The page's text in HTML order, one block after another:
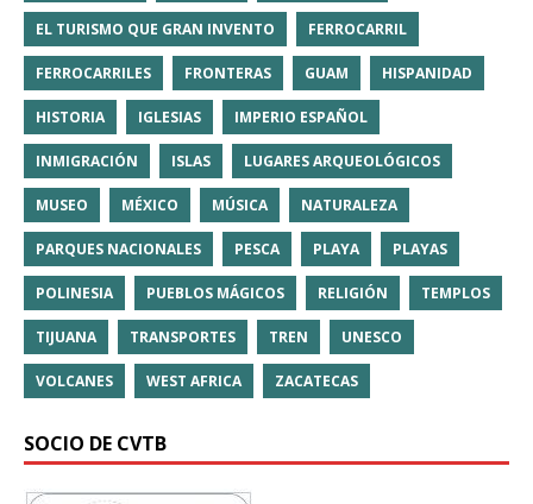
EL TURISMO QUE GRAN INVENTO FERROCARRIL
FERROCARRILES FRONTERAS GUAM HISPANIDAD
HISTORIA IGLESIAS IMPERIO ESPAÑOL
INMIGRACIÓN ISLAS LUGARES ARQUEOLÓGICOS
MUSEO MÉXICO MÚSICA NATURALEZA
PARQUES NACIONALES PESCA PLAYA PLAYAS
POLINESIA PUEBLOS MÁGICOS RELIGIÓN TEMPLOS
TIJUANA TRANSPORTES TREN UNESCO
VOLCANES WEST AFRICA ZACATECAS
SOCIO DE CVTB